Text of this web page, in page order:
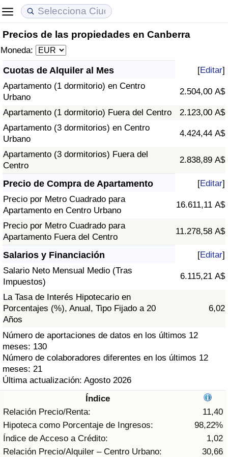
Precios de las propiedades en Canberra
Moneda:
Cuotas de Alquiler al Mes [Editar]
Apartamento (1 dormitorio) en Centro
Urbano
2.504,00 A$
Apartamento (1 dormitorio) Fuera del Centro
2.123,00 A$
Apartamento (3 dormitorios) en Centro
Urbano
4.424,44 A$
Apartamento (3 dormitorios) Fuera del
Centro
2.838,89 A$
Precio de Compra de Apartamento [Editar]
Precio por Metro Cuadrado para
Apartamento en Centro Urbano
16.611,11 A$
Precio por Metro Cuadrado para
Apartamento Fuera del Centro
11.278,58 A$
Salarios y Financiación [Editar]
Salario Neto Mensual Medio (Tras
Impuestos)
6.115,21 A$
La Tasa de Interés Hipotecario en
Porcentajes (%), Anual, Tipo Fijado a 20
Años
6,02
Número de aportaciones de datos en los últimos 12
meses: 130
Número de colaboradores diferentes en los últimos 12
meses: 21
Última actualización: Agosto 2026
Índice
Relación Precio/Renta:
11,40
Hipoteca como Porcentaje de Ingresos:
98,22%
Índice de Acceso a Crédito:
1,02
Relación Precio/Alquiler – Centro Urbano:
30,66
Coste de vida
Índice de Costo de Vida (Actual)
Índice de Costo de Vida
Índice de costo de vida por país
en aqaba
Precios de las propiedades
Índice de Precios de Inmuebles (Actual)
Índice de Precios de Inmuebles
Índice de Precios de Inmuebles por País
Calidad de Vida
Índice de Calidad de Vida
Índice de Calidad de Vida (Actual)
Índice de calidad de vida por país
Delincuencia
Calificación del Índice de Criminalidad
(Actual)
Índice de Criminalidad
Índice de criminalidad por país
Sanidad
Índice de Sanidad (Actual)
Índice de Sanidad
Índice de Sanidad por País
Contaminación
Índice de Contaminación (Actual)
Índice de contaminación
Índice de Contaminación por País